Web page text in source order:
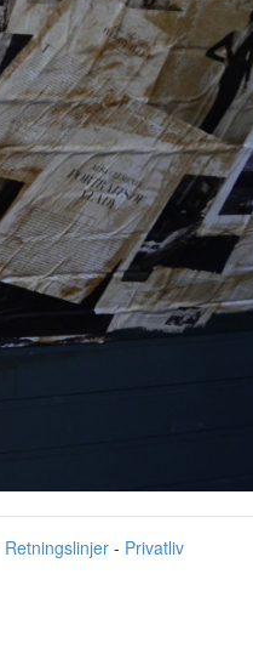
Retningslinjer - Privatliv